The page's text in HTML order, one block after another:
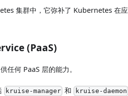
集群中，它弥补了 Kubernetes 在
(PaaS)
任何 PaaS 层的能力。
kruise-manager 和 kruise-daemon